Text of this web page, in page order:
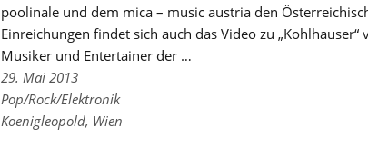
poolinale und dem mica – music austria den
Einreichungen findet sich auch das Video zu
Musiker und Entertainer der …
29. Mai 2013
Links
zu
Pop/Rock/Elektronik
Links
Koenigleopold, Wien